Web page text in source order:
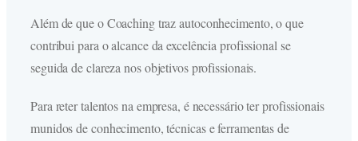
Além de que o Coaching traz autoconhecimento, o que
contribui para o alcance da excelência profissional se
seguida de clareza nos objetivos profissionais.
Para reter talentos na empresa, é necessário ter profissionais
munidos de conhecimento, técnicas e ferramentas de